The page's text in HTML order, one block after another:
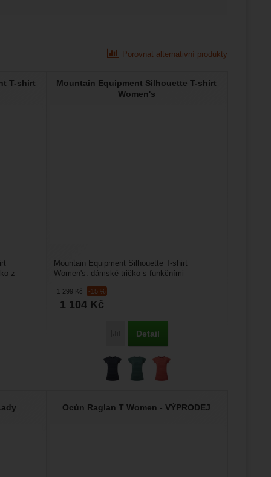
Porovnat alternativní produkty
T-shirt
z
Mountain Equipment Silhouette T-shirt
Women's
1 299Kč -15 %
1 104 Kč
Porovnat
Detail
Mountain Equipment Silhouette T-shirt
Women's: dámské tričko s funkčními
Ocún Raglan T Women - VÝPRODEJ